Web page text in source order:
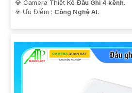
💎 Camera Thiết Kế Đầu Ghi 4 kênh.
️☣️ Ưu Điểm : Công Nghệ AI.